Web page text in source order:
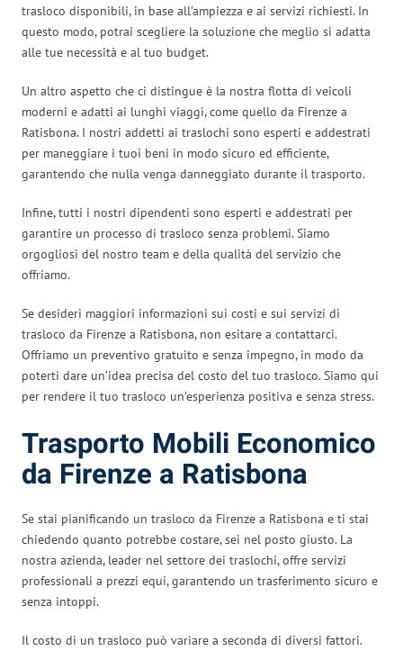
trasloco disponibili, in base all’ampiezza e ai servizi richiesti. In
questo modo, potrai scegliere la soluzione che meglio si adatta
alle tue necessità e al tuo budget.
Un altro aspetto che ci distingue è la nostra flotta di veicoli
moderni e adatti ai lunghi viaggi, come quello da Firenze a
Ratisbona. I nostri addetti ai traslochi sono esperti e addestrati
per maneggiare i tuoi beni in modo sicuro ed efficiente,
garantendo che nulla venga danneggiato durante il trasporto.
Infine, tutti i nostri dipendenti sono esperti e addestrati per
garantire un processo di trasloco senza problemi. Siamo
orgogliosi del nostro team e della qualità del servizio che
offriamo.
Se desideri maggiori informazioni sui costi e sui servizi di
trasloco da Firenze a Ratisbona, non esitare a contattarci.
Offriamo un preventivo gratuito e senza impegno, in modo da
poterti dare un’idea precisa del costo del tuo trasloco. Siamo qui
per rendere il tuo trasloco un’esperienza positiva e senza stress.
Trasporto Mobili Economico
da Firenze a Ratisbona
Se stai pianificando un trasloco da Firenze a Ratisbona e ti stai
chiedendo quanto potrebbe costare, sei nel posto giusto. La
nostra azienda, leader nel settore dei traslochi, offre servizi
professionali a prezzi equi, garantendo un trasferimento sicuro e
senza intoppi.
Il costo di un trasloco può variare a seconda di diversi fattori.